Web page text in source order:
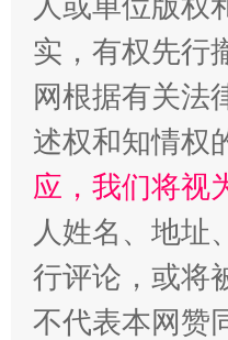
招工难、用工荒
实，有权先行
网根据有关法
述权和知情权
应，我们将视
人姓名、地址
行评论，或将
不代表本网赞